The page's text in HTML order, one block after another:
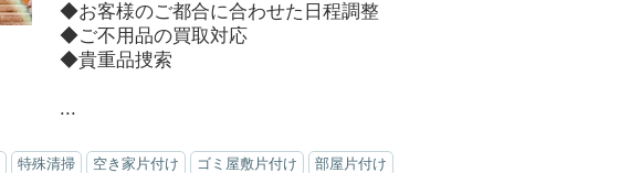
◆お客様のご都合に合わせた日程調整
◆ご不用品の買取対応
◆貴重品捜索
...
特殊清掃 空き家片付け ゴミ屋敷片付け 部屋片付け